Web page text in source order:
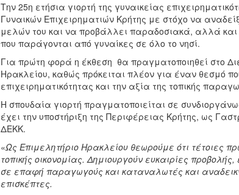
Την 25η ετήσια γιορτή της γυναικείας
Γυναικών Επιχειρηματιών Κρήτης με στόχο να
μελών του και να προβάλλει παραδοσιακά, αλλά και
που παράγονται από γυναίκες σε όλο το νησί.
Για πρώτη φορά η έκθεση θα πραγματοποιηθεί στο
Ηρακλείου, καθώς πρόκειται πλέον για έναν θεσμό
επιχειρηματικότητας και την αξία της τοπικής
Η σπουδαία γιορτή πραγματοποιείται σε
έχει την υποστήριξη της Περιφέρειας Κρήτης, ως
ΔΕΚΚ.
«Ως Επιμελητήριο Ηρακλείου θεωρούμε ότι τέτοιες
τοπικής οικονομίας. Δημιουργούν ευκαιρίες
σε επαφή παραγωγούς και καταναλωτές και
επισκέπτες.